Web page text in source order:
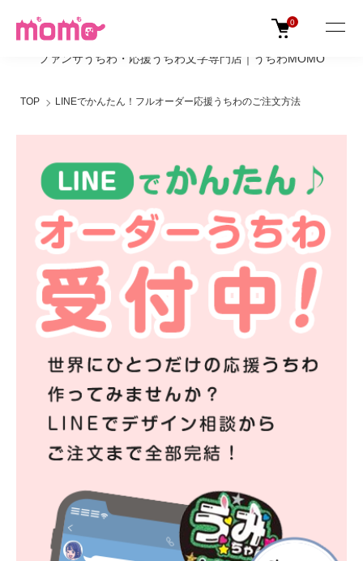
ファンサうちわ・応援うちわ文字専門店｜うちわMOMO
0
TOP LINEでかんたん！フルオーダー応援うちわのご注文方法